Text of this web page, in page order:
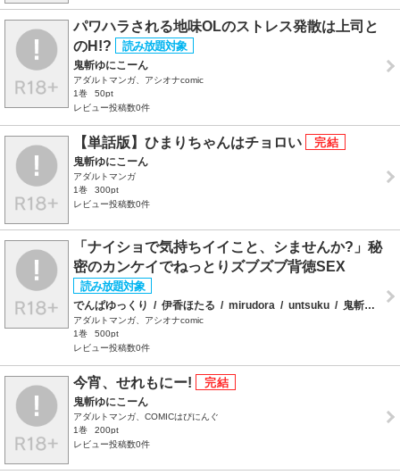
パワハラされる地味OLのストレス発散は上司と
のH!?
鬼斬ゆにこーん
アダルトマンガ、アシオナcomic
1巻
50pt
レビュー投稿数0件
【単話版】ひまりちゃんはチョロい
鬼斬ゆにこーん
アダルトマンガ
1巻
300pt
レビュー投稿数0件
「ナイショで気持ちイイこと、シませんか?」秘
密のカンケイでねっとりズブズブ背徳SEX
でんぱゆっくり / 伊香ほたる / mirudora / untsuku / 鬼斬ゆにこーん
アダルトマンガ、アシオナcomic
1巻
500pt
レビュー投稿数0件
今宵、せれもにー!
鬼斬ゆにこーん
アダルトマンガ、COMICはぴにんぐ
1巻
200pt
レビュー投稿数0件